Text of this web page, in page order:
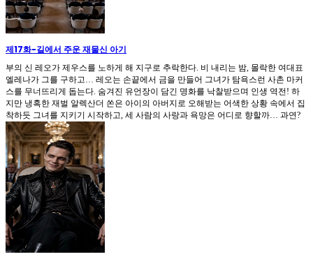
제17화-길에서 주운 재물신 아기
부의 신 레오가 제우스를 노하게 해 지구로 추락한다. 비 내리는 밤, 몰락한 여대표
엘레나가 그를 구하고… 레오는 손끝에서 금을 만들어 그녀가 탐욕스런 사촌 마커
스를 무너뜨리게 돕는다. 숨겨진 유언장이 담긴 명화를 낙찰받으며 인생 역전! 하
지만 냉혹한 재벌 알렉산더 쏜은 아이의 아버지로 오해받는 어색한 상황 속에서 집
착하듯 그녀를 지키기 시작하고, 세 사람의 사랑과 욕망은 어디로 향할까… 과연?